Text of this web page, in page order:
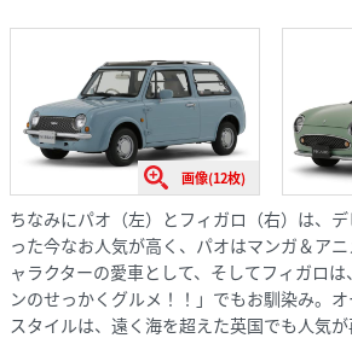
画像(12枚)
ちなみにパオ（左）とフィガロ（右）は、
った今なお人気が高く、パオはマンガ＆ア
ャラクターの愛車として、そしてフィガロ
ンのせっかくグルメ！！」でもお馴染み。
スタイルは、遠く海を超えた英国でも人気が